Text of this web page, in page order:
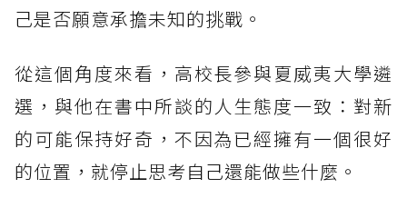
己是否願意承擔未知的挑戰。
從這個角度來看，高校長參與夏威夷大學遴
選，與他在書中所談的人生態度一致：對新
的可能保持好奇，不因為已經擁有一個很好
的位置，就停止思考自己還能做些什麼。